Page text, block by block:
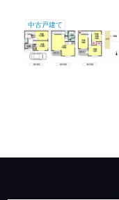
中古戸建て